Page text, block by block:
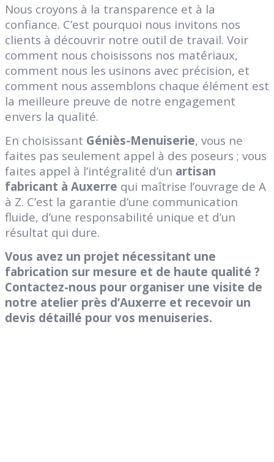
Nous croyons à la transparence et à la
confiance. C’est pourquoi nous invitons nos
clients à découvrir notre outil de travail. Voir
comment nous choisissons nos matériaux,
comment nous les usinons avec précision, et
comment nous assemblons chaque élément est
la meilleure preuve de notre engagement
envers la qualité.
En choisissant Géniès-Menuiserie, vous ne
faites pas seulement appel à des poseurs ; vous
faites appel à l’intégralité d’un artisan
fabricant à Auxerre qui maîtrise l’ouvrage de A
à Z. C’est la garantie d’une communication
fluide, d’une responsabilité unique et d’un
résultat qui dure.
Vous avez un projet nécessitant une
fabrication sur mesure et de haute qualité ?
Contactez-nous pour organiser une visite de
notre atelier près d’Auxerre et recevoir un
devis détaillé pour vos menuiseries.